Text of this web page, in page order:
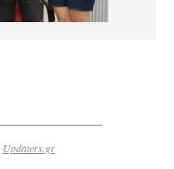
Updaters.gr